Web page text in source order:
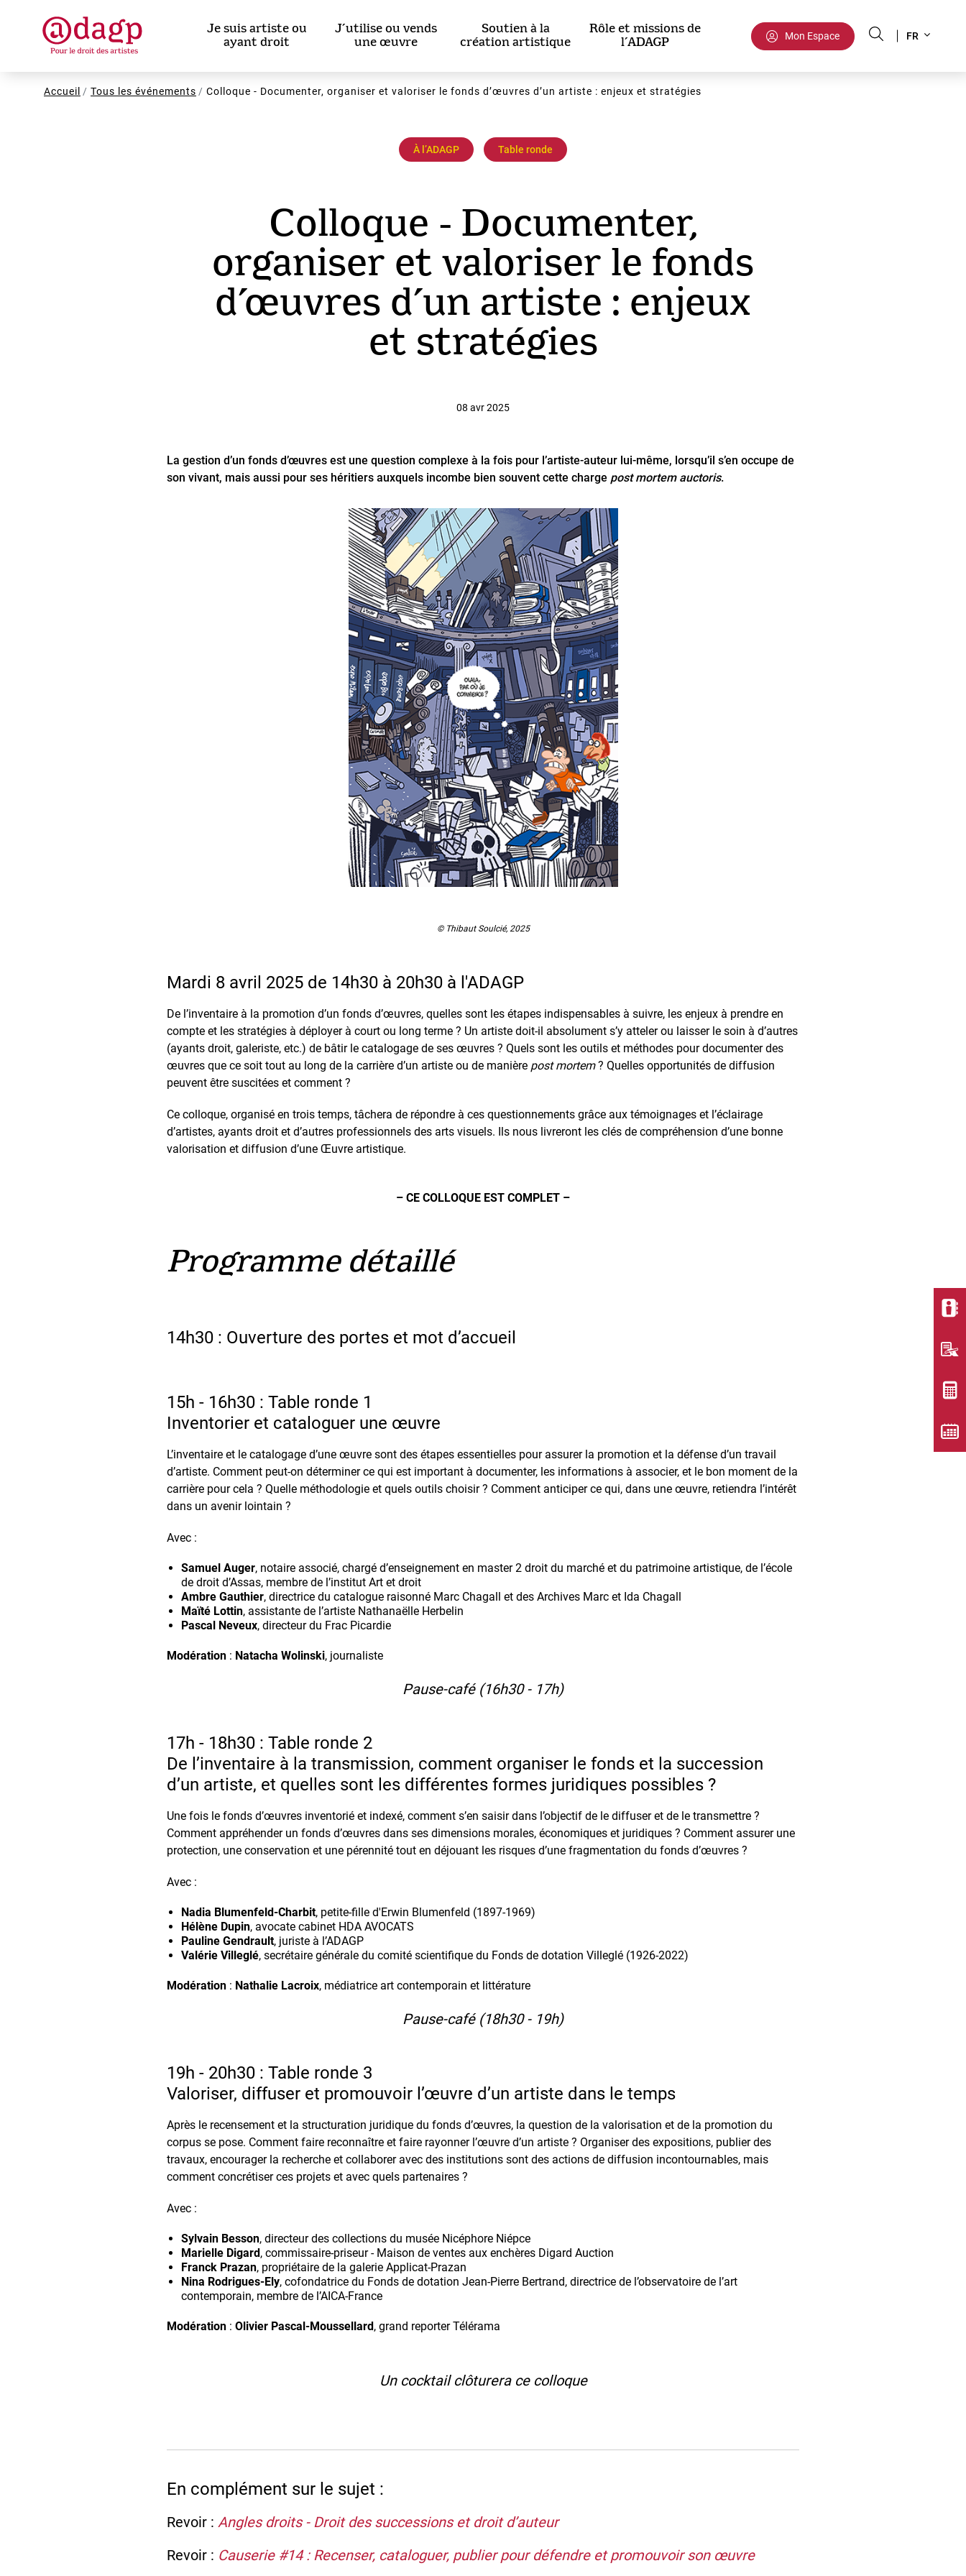
Je suis artiste ou
ayant droit
J’utilise ou vends
une œuvre
Soutien à la
création artistique
Rôle et missions de
l’ADAGP
Mon Espace
your
FR
Fil
Accueil Tous les événements Colloque - Documenter, organiser et valoriser le fonds d’œuvres d’un artiste : enjeux et stratégies
À l’ADAGP Table ronde
Colloque - Documenter,
organiser et valoriser le fonds
d’œuvres d’un artiste : enjeux
et stratégies
08 avr 2025
La gestion d’un fonds d’œuvres est une question complexe à la fois pour l’artiste-auteur lui-même, lorsqu’il s’en occupe de
son vivant, mais aussi pour ses héritiers auxquels incombe bien souvent cette charge post mortem auctoris.
© Thibaut Soulcié, 2025
Mardi 8 avril 2025 de 14h30 à 20h30 à l'ADAGP
De l’inventaire à la promotion d’un fonds d’œuvres, quelles sont les étapes indispensables à suivre, les enjeux à prendre en
compte et les stratégies à déployer à court ou long terme ? Un artiste doit-il absolument s’y atteler ou laisser le soin à d’autres
(ayants droit, galeriste, etc.) de bâtir le catalogage de ses œuvres ? Quels sont les outils et méthodes pour documenter des
œuvres que ce soit tout au long de la carrière d’un artiste ou de manière post mortem? Quelles opportunités de diffusion
peuvent être suscitées et comment ?
Ce colloque, organisé en trois temps, tâchera de répondre à ces questionnements grâce aux témoignages et l’éclairage
d’artistes, ayants droit et d’autres professionnels des arts visuels. Ils nous livreront les clés de compréhension d’une bonne
valorisation et diffusion d’une Œuvre artistique.
– CE COLLOQUE EST COMPLET –
Programme détaillé
14h30 : Ouverture des portes et mot d’accueil
15h - 16h30 : Table ronde 1
Inventorier et cataloguer une œuvre
L’inventaire et le catalogage d’une œuvre sont des étapes essentielles pour assurer la promotion et la défense d’un travail
d’artiste. Comment peut-on déterminer ce qui est important à documenter, les informations à associer, et le bon moment de la
carrière pour cela ? Quelle méthodologie et quels outils choisir ? Comment anticiper ce qui, dans une œuvre, retiendra l’intérêt
dans un avenir lointain ?
Avec :
Samuel Auger, notaire associé, chargé d’enseignement en master 2 droit du marché et du patrimoine artistique, de l’école
de droit d’Assas, membre de l’institut Art et droit
Ambre Gauthier, directrice du catalogue raisonné Marc Chagall et des Archives Marc et Ida Chagall
Maïté Lottin, assistante de l’artiste Nathanaëlle Herbelin
Pascal Neveux, directeur du Frac Picardie
Modération : Natacha Wolinski, journaliste
Pause-café (16h30 - 17h)
17h - 18h30 : Table ronde 2
De l’inventaire à la transmission, comment organiser le fonds et la succession
d’un artiste, et quelles sont les différentes formes juridiques possibles ?
Une fois le fonds d’œuvres inventorié et indexé, comment s’en saisir dans l’objectif de le diffuser et de le transmettre ?
Comment appréhender un fonds d’œuvres dans ses dimensions morales, économiques et juridiques ? Comment assurer une
protection, une conservation et une pérennité tout en déjouant les risques d’une fragmentation du fonds d’œuvres ?
Avec :
Nadia Blumenfeld-Charbit, petite-fille d'Erwin Blumenfeld (1897-1969)
Hélène Dupin, avocate cabinet HDA AVOCATS
Pauline Gendrault, juriste à l’ADAGP
Valérie Villeglé, secrétaire générale du comité scientifique du Fonds de dotation Villeglé (1926-2022)
Modération : Nathalie Lacroix, médiatrice art contemporain et littérature
Pause-café (18h30 - 19h)
19h - 20h30 : Table ronde 3
Valoriser, diffuser et promouvoir l’œuvre d’un artiste dans le temps
Après le recensement et la structuration juridique du fonds d’œuvres, la question de la valorisation et de la promotion du
corpus se pose. Comment faire reconnaître et faire rayonner l’œuvre d’un artiste ? Organiser des expositions, publier des
travaux, encourager la recherche et collaborer avec des institutions sont des actions de diffusion incontournables, mais
comment concrétiser ces projets et avec quels partenaires ?
Avec :
Sylvain Besson, directeur des collections du musée Nicéphore Niépce
Marielle Digard, commissaire-priseur - Maison de ventes aux enchères Digard Auction
Franck Prazan, propriétaire de la galerie Applicat-Prazan
Nina Rodrigues-Ely, cofondatrice du Fonds de dotation Jean-Pierre Bertrand, directrice de l’observatoire de l’art
contemporain, membre de l’AICA-France
Modération : Olivier Pascal-Moussellard, grand reporter Télérama
Un cocktail clôturera ce colloque
En complément sur le sujet :
Revoir : Angles droits - Droit des successions et droit d’auteur
Revoir : Causerie #14 : Recenser, cataloguer, publier pour défendre et promouvoir son œuvre